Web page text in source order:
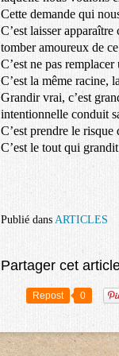
Cette demande qui
C’est laisser
tomber amoureux de
C’est ne pas
C’est la même racine,
Grandir vrai, c’est
intentionnelle conduit
C’est prendre le risque
C’est le tout qui
Publié dans ARTICLES
Partager cet
Repost 0